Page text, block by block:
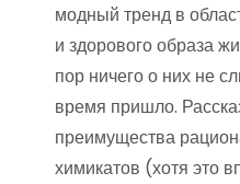
модный тренд в
и здорового образа
пор ничего о них не
время пришло.
преимущества
химикатов (хотя это